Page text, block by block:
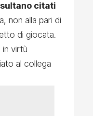
citati
non alla pari di
di giocata.
virtù
al collega